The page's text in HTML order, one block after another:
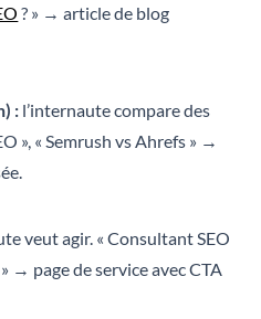
? » → article de blog
: l’internaute compare des
», « Semrush vs Ahrefs » →
veut agir. « Consultant SEO
→ page de service avec CTA